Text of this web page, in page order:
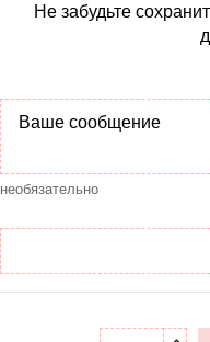
Не забудьте
необязательно